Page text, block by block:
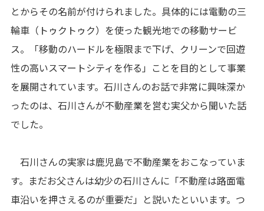
とからその名前が付けられました。具体的には電動の三
輪車（トゥクトゥク）を使った観光地での移動サービ
ス。「移動のハードルを極限まで下げ、クリーンで回遊
性の高いスマートシティを作る」ことを目的として事業
を展開されています。石川さんのお話で非常に興味深か
ったのは、石川さんが不動産業を営む実父から聞いた話
でした。
石川さんの実家は鹿児島で不動産業をおこなっていま
す。まだお父さんは幼少の石川さんに「不動産は路面電
車沿いを押さえるのが重要だ」と説いたといいます。つ